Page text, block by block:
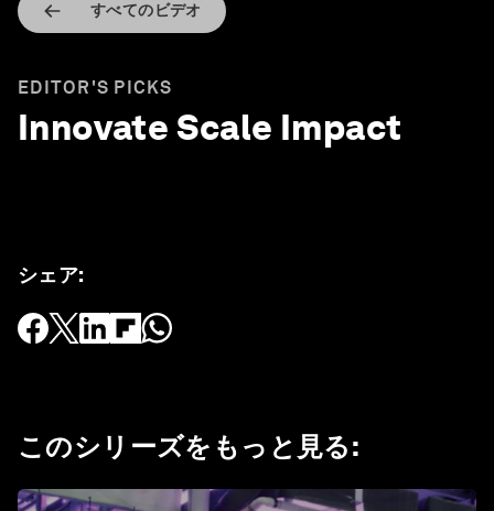
すべてのビデオ
EDITOR'S PICKS
Innovate Scale Impact
シェア:
このシリーズをもっと見る: